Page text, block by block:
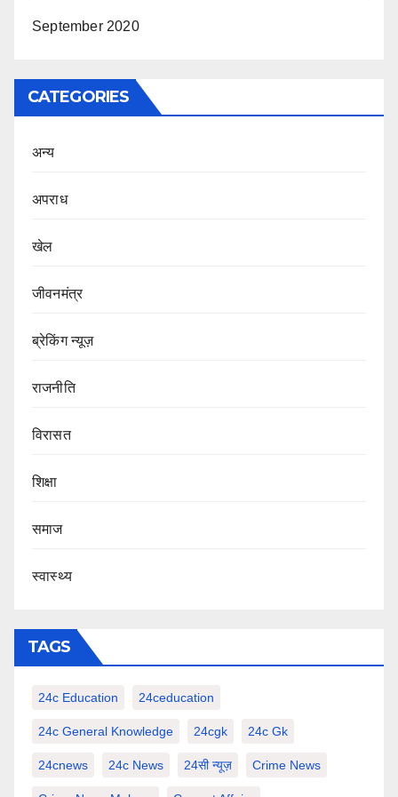
September 2020
CATEGORIES
अन्य
अपराध
खेल
जीवनमंत्र
ब्रेकिंग न्यूज़
राजनीति
‍‍विरासत
शिक्षा
समाज
स्वास्थ्य
TAGS
24c Education 24ceducation
24c General Knowledge 24cgk 24c Gk
24cnews 24c News 24सी न्यूज़ Crime News